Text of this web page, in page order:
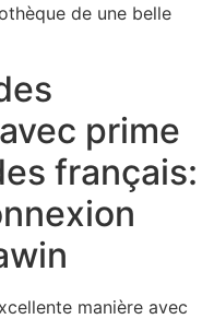
de une belle
prime
français:
manière avec